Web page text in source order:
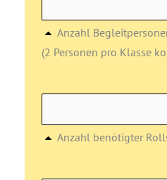
Anzahl
(2 Personen pro Klasse
Anzahl benötigter